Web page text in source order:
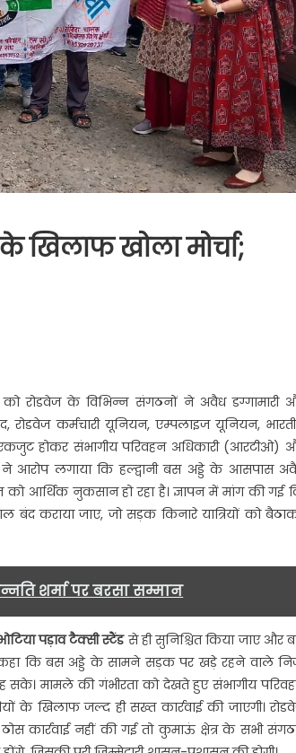
के खिलाफ खोला मोर्चा;
को रोडवेज के विभिन्न संगठनों ने अवैध डग्गामारी
कर्मचारी यूनियन, एम्पलाइज यूनियन,
होकर संभागीय परिवहन अधिकारी (आरटीओ)
ने आरोप लगाया कि हल्द्वानी बस अड्डे के आसपास
आर्थिक नुकसान हो रहा है। ज्ञापन में मांग की गई
कराया जाए, जो सड़क किनारे यात्रियों को
शर्मा पर बरसा सम्मान
पड़ाव टैक्सी स्टैंडसे ही सुनिश्चित किया जाए और
कि बस अड्डे के सामने सड़क पर खड़े रहने वाले
सके। मामले की गंभीरता को देखते हुए संभागीय
के खिलाफ जल्द ही सख्त कार्रवाई की जाएगी।
कार्रवाई नहीं की गई तो कुमाऊं क्षेत्र के सभी